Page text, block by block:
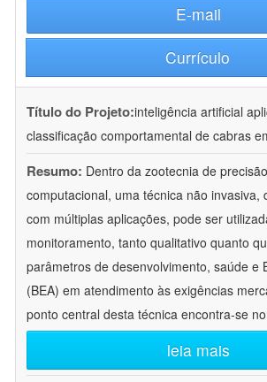
E-mail
Currículo
Título do Projeto:inteligência artificial
classificação comportamental de cabras
Resumo: Dentro da zootecnia de
computacional, uma técnica não invasiva,
com múltiplas aplicações, pode ser
monitoramento, tanto qualitativo quanto
parâmetros de desenvolvimento, saúde e
(BEA) em atendimento às exigências
ponto central desta técnica encontra-se
leia mais